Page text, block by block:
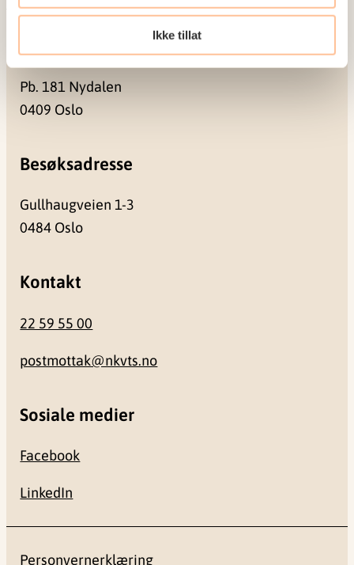
Ikke tillat
Pb. 181 Nydalen
0409 Oslo
Besøksadresse
Gullhaugveien 1-3
0484 Oslo
Kontakt
22 59 55 00
postmottak@nkvts.no
Sosiale medier
Facebook
LinkedIn
Personvernerklæring